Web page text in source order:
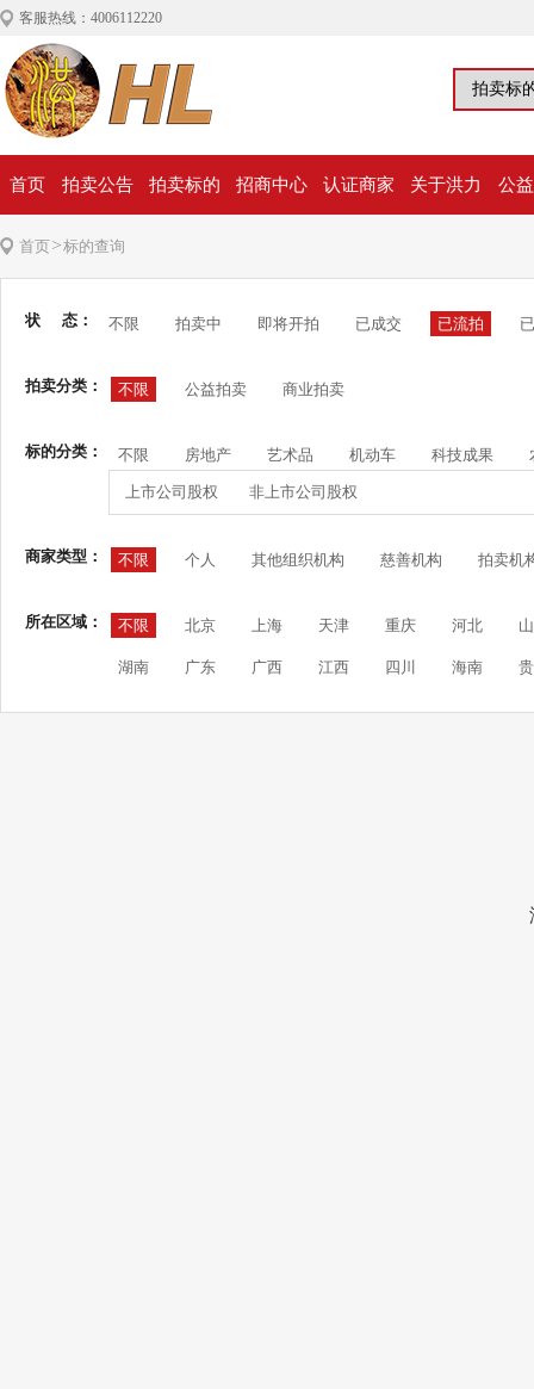
客服热线：4006112220
首页 拍卖公告 拍卖标的 招商中心 认证商家 关于洪力 公
首页>标的查询
状 态： 不限 拍卖中 即将开拍 已成交 已流拍
拍卖分类： 不限 公益拍卖 商业拍卖
标的分类： 不限 房地产 艺术品 机动车 科技成果
上市公司股权 非上市公司股权
商家类型： 不限 个人 其他组织机构 慈善机构 拍卖机
所在区域： 不限 北京 上海 天津 重庆 河北
湖南 广东 广西 江西 四川 海南